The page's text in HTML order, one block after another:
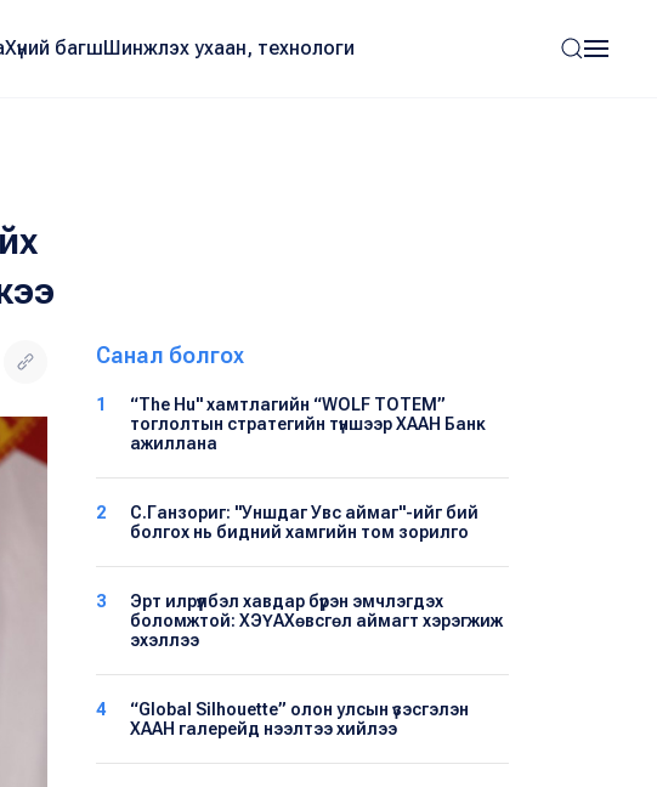
Хүний багшШинжлэх ухаан, технологи
Санал болгох
1
“The Hu" хамтлагийн “WOLF TOTEM”
тоглолтын стратегийн түншээр ХААН Банк
ажиллана
2
С.Ганзориг: "Уншдаг Увс аймаг"-ийг бий
болгох нь бидний хамгийн том зорилго
3
Эрт илрүүлбэл хавдар бүрэн эмчлэгдэх
боломжтой: ХЭҮА​Хөвсгөл аймагт хэрэгжиж
эхэллээ
4
“Global Silhouette” олон улсын үзэсгэлэн
ХААН галерейд нээлтээ хийлээ